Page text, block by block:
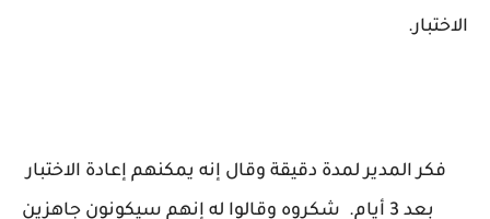
الاختبار.
فكر المدير لمدة دقيقة وقال إنه يمكنهم إعادة الاختبار
بعد 3 أيام. شكروه وقالوا له إنهم سيكونون جاهزين